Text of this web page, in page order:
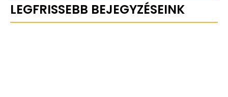
LEGFRISSEBB BEJEGYZÉSEINK